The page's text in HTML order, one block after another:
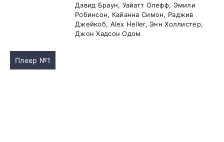
Дэвид Браун, Уайатт Олефф, Эмили
Робинсон, Кайанна Симон, Раджив
Джейкоб, Alex Heller, Энн Холлистер,
Джон Хадсон Одом
Плеер №1